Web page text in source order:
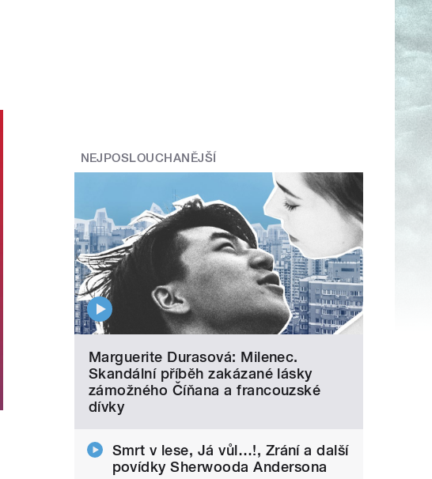
NEJPOSLOUCHANĚJŠÍ
Marguerite Durasová: Milenec.
Skandální příběh zakázané lásky
zámožného Číňana a francouzské
dívky
Smrt v lese, Já vůl…!, Zrání a další
povídky Sherwooda Andersona